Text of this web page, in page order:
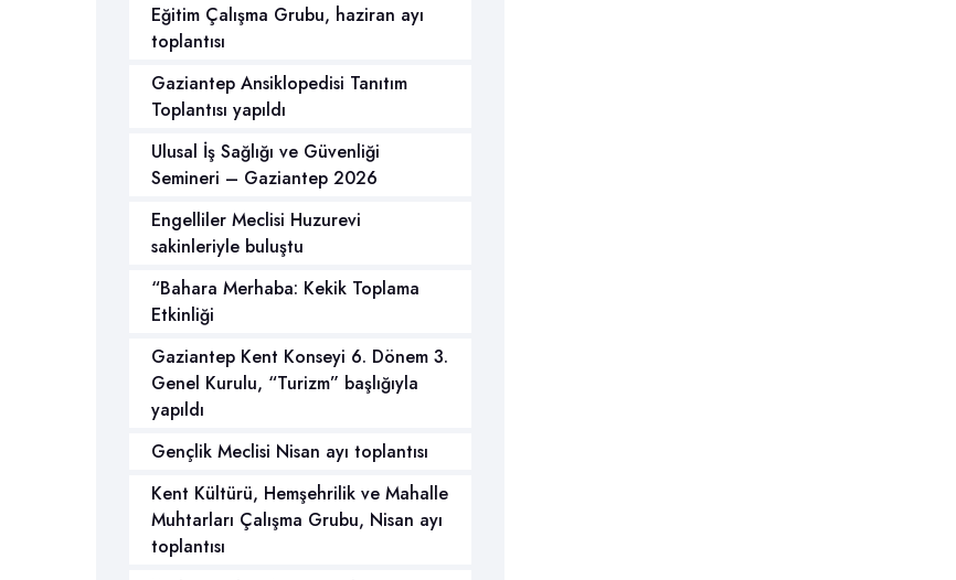
Eğitim Çalışma Grubu, haziran ayı
toplantısı
Gaziantep Ansiklopedisi Tanıtım
Toplantısı yapıldı
Ulusal İş Sağlığı ve Güvenliği
Semineri – Gaziantep 2026
Engelliler Meclisi Huzurevi
sakinleriyle buluştu
“Bahara Merhaba: Kekik Toplama
Etkinliği
Gaziantep Kent Konseyi 6. Dönem 3.
Genel Kurulu, “Turizm” başlığıyla
yapıldı
Gençlik Meclisi Nisan ayı toplantısı
Kent Kültürü, Hemşehrilik ve Mahalle
Muhtarları Çalışma Grubu, Nisan ayı
toplantısı